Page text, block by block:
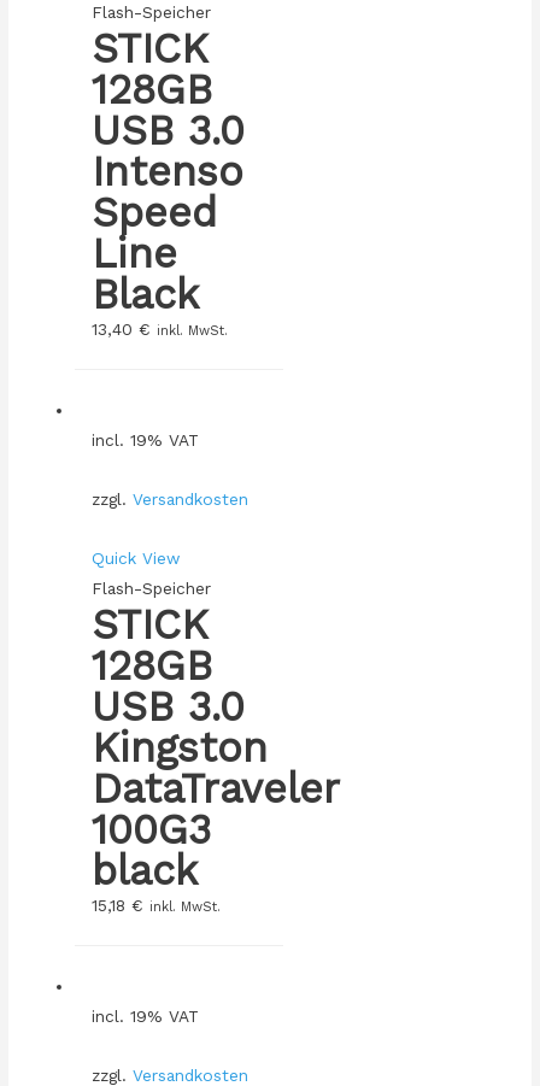
Flash-Speicher
STICK
128GB
USB 3.0
Intenso
Speed
Line
Black
13,40 € inkl. MwSt.
incl. 19% VAT
zzgl. Versandkosten
Quick View
Flash-Speicher
STICK
128GB
USB 3.0
Kingston
DataTraveler
100G3
black
15,18 € inkl. MwSt.
incl. 19% VAT
zzgl. Versandkosten